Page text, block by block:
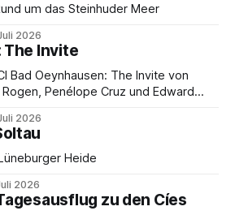
um das Steinhuder Meer
2026
The Invite
Bad Oeynhausen: The Invite von
Penélope Cruz und Edward
2026
Heide
2026
zu den Cíes